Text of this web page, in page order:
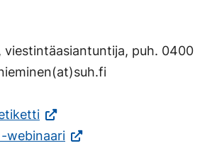
Linkki
viestintäasiantuntija, puh. 0400
(Vieraile
ulkoisella
webinaari(Vieraile